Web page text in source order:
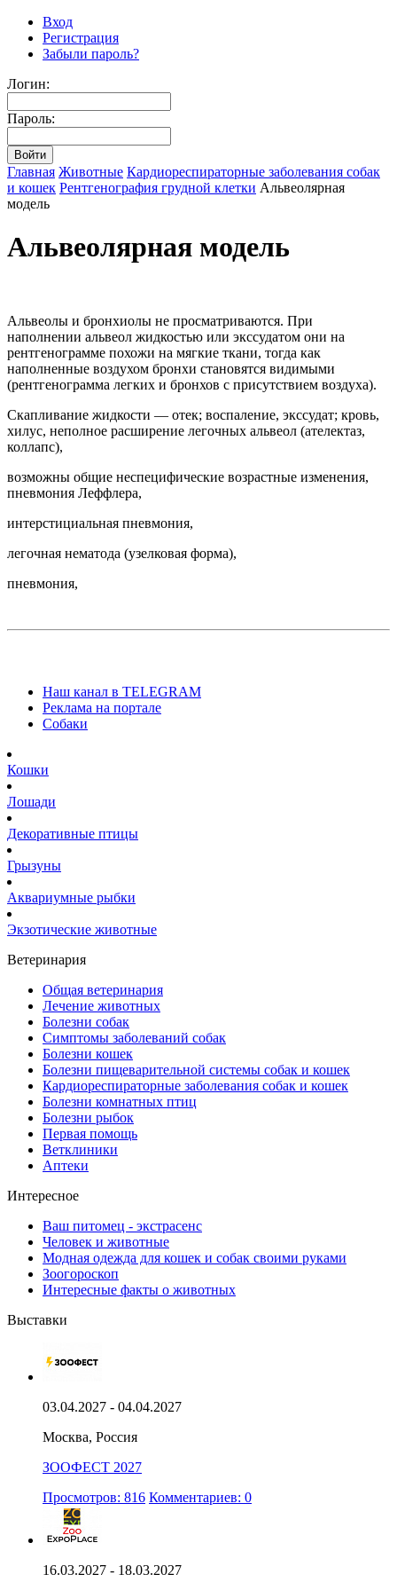
Вход
Регистрация
Забыли пароль?
Логин:
Пароль:
Главная Животные Кардиореспираторные заболевания собак
и кошек Рентгенография грудной клетки Альвеолярная
модель
Альвеолярная модель
Альвеолы и бронхиолы не просматриваются. При
наполнении альвеол жидкостью или экссудатом они на
рентгенограмме похожи на мягкие ткани, тогда как
наполненные воздухом бронхи становятся видимыми
(рентгенограмма легких и бронхов с присутствием воздуха).
Скапливание жидкости — отек; воспаление, экссудат; кровь,
хилус, неполное расширение легочных альвеол (ателектаз,
коллапс),
возможны общие неспецифические возрастные изменения,
пневмония Леффлера,
интерстициальная пневмония,
легочная нематода (узелковая форма),
пневмония,
Наш канал в TELEGRAM
Реклама на портале
Собаки
Кошки
Лошади
Декоративные птицы
Грызуны
Аквариумные рыбки
Экзотические животные
Ветеринария
Общая ветеринария
Лечение животных
Болезни собак
Симптомы заболеваний собак
Болезни кошек
Болезни пищеварительной системы собак и кошек
Кардиореспираторные заболевания собак и кошек
Болезни комнатных птиц
Болезни рыбок
Первая помощь
Ветклиники
Аптеки
Интересное
Ваш питомец - экстрасенс
Человек и животные
Модная одежда для кошек и собак своими руками
Зоогороскоп
Интересные факты о животных
Выставки
03.04.2027 - 04.04.2027
Москва, Россия
ЗООФЕСТ 2027
Просмотров: 816 Комментариев: 0
16.03.2027 - 18.03.2027